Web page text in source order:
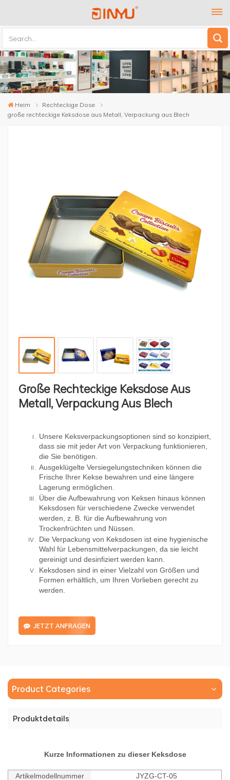
Heim
Rechteckige Dose
große rechteckige Keksdose aus Metall, Verpackung aus Blech
Große Rechteckige Keksdose Aus
Metall, Verpackung Aus Blech
Unsere Keksverpackungsoptionen sind so konzipiert,
dass sie mit jeder Art von Verpackung funktionieren,
die Sie benötigen.
Ausgeklügelte Versiegelungstechniken können die
Frische Ihrer Kekse bewahren und eine längere
Lagerung ermöglichen.
Über die Aufbewahrung von Keksen hinaus können
Keksdosen für verschiedene Zwecke verwendet
werden, z. B. für die Aufbewahrung von
Trockenfrüchten und Nüssen.
Die Verpackung von Keksdosen ist eine hygienische
Wahl für Lebensmittelverpackungen, da sie leicht
gereinigt und desinfiziert werden kann.
Keksdosen sind in einer Vielzahl von Größen und
Formen erhältlich, um Ihren Vorlieben gerecht zu
werden.
JETZT ANFRAGEN
Product Categories
Produktdetails
Kurze Informationen zu dieser Keksdose
Artikelmodellnummer
JYZG-CT-05